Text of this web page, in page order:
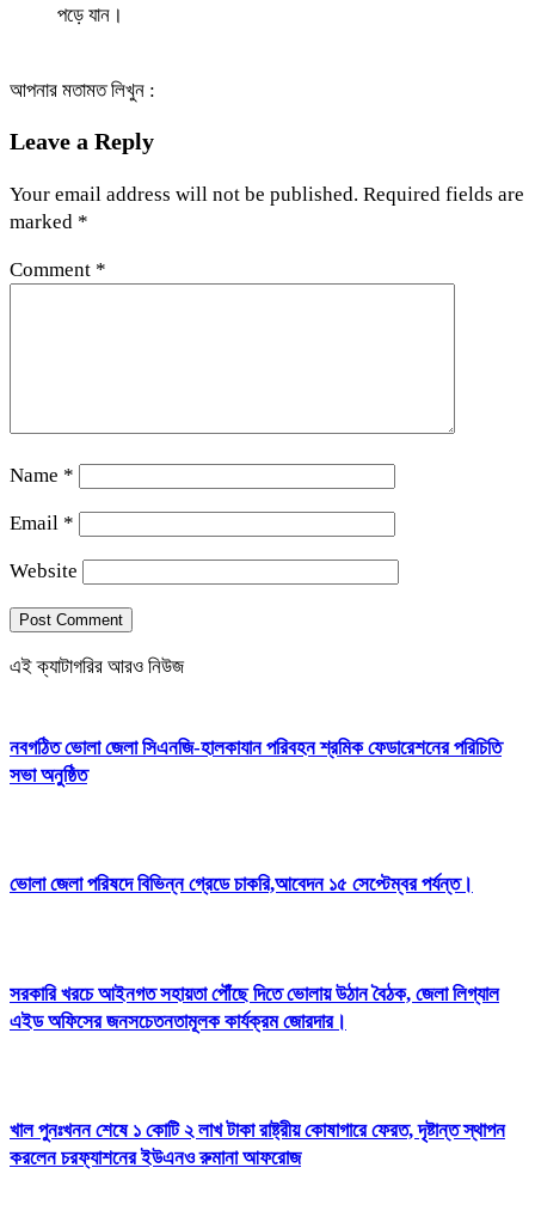
পড়ে যান।
আপনার মতামত লিখুন :
Leave a Reply
Your email address will not be published. Required fields are
marked *
Comment *
Name *
Email *
Website
এই ক্যাটাগরির আরও নিউজ
নবগঠিত ভোলা জেলা সিএনজি-হালকাযান পরিবহন শ্রমিক ফেডারেশনের পরিচিতি
সভা অনুষ্ঠিত
ভোলা জেলা পরিষদে বিভিন্ন গ্রেডে চাকরি,আবেদন ১৫ সেপ্টেম্বর পর্যন্ত।
সরকারি খরচে আইনগত সহায়তা পৌঁছে দিতে ভোলায় উঠান বৈঠক, জেলা লিগ্যাল
এইড অফিসের জনসচেতনতামূলক কার্যক্রম জোরদার।
খাল পুনঃখনন শেষে ১ কোটি ২ লাখ টাকা রাষ্ট্রীয় কোষাগারে ফেরত, দৃষ্টান্ত স্থাপন
করলেন চরফ্যাশনের ইউএনও রুমানা আফরোজ